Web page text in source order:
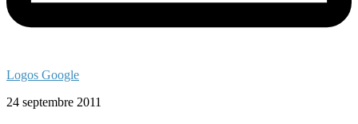
Logos Google
24 septembre 2011